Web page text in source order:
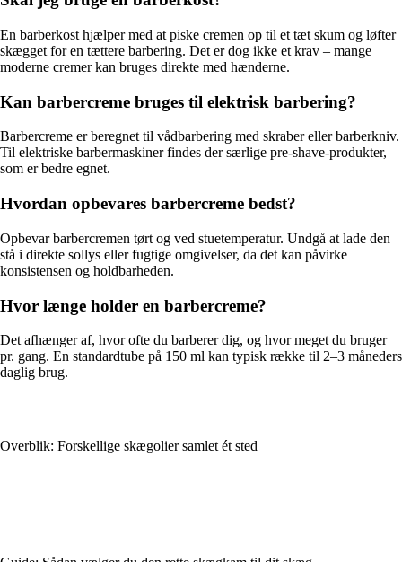
En barberkost hjælper med at piske cremen op til et tæt skum og løfter
skægget for en tættere barbering. Det er dog ikke et krav – mange
moderne cremer kan bruges direkte med hænderne.
Kan barbercreme bruges til elektrisk barbering?
Barbercreme er beregnet til vådbarbering med skraber eller barberkniv.
Til elektriske barbermaskiner findes der særlige pre-shave-produkter,
som er bedre egnet.
Hvordan opbevares barbercreme bedst?
Opbevar barbercremen tørt og ved stuetemperatur. Undgå at lade den
stå i direkte sollys eller fugtige omgivelser, da det kan påvirke
konsistensen og holdbarheden.
Hvor længe holder en barbercreme?
Det afhænger af, hvor ofte du barberer dig, og hvor meget du bruger
pr. gang. En standardtube på 150 ml kan typisk række til 2–3 måneders
daglig brug.
Overblik: Forskellige skægolier samlet ét sted